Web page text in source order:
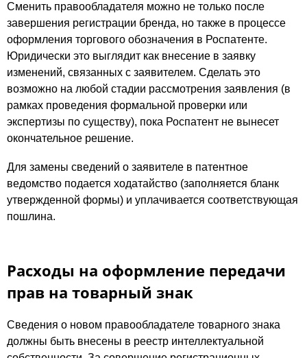
Сменить правообладателя можно не только после
завершения регистрации бренда, но также в процессе
оформления торгового обозначения в Роспатенте.
Юридически это выглядит как внесение в заявку
изменений, связанных с заявителем. Сделать это
возможно на любой стадии рассмотрения заявления (в
рамках проведения формальной проверки или
экспертизы по существу), пока Роспатент не вынесет
окончательное решение.
Для замены сведений о заявителе в патентное
ведомство подается ходатайство (заполняется бланк
утвержденной формы) и уплачивается соответствующая
пошлина.
Расходы на оформление передачи
прав на товарный знак
Сведения о новом правообладателе товарного знака
должны быть внесены в реестр интеллектуальной